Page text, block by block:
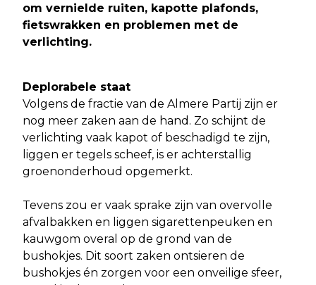
om vernielde ruiten, kapotte plafonds,
fietswrakken en problemen met de
verlichting.
Deplorabele staat
Volgens de fractie van de Almere Partij zijn er
nog meer zaken aan de hand. Zo schijnt de
verlichting vaak kapot of beschadigd te zijn,
liggen er tegels scheef, is er achterstallig
groenonderhoud opgemerkt.
Tevens zou er vaak sprake zijn van overvolle
afvalbakken en liggen sigarettenpeuken en
kauwgom overal op de grond van de
bushokjes. Dit soort zaken ontsieren de
bushokjes én zorgen voor een onveilige sfeer,